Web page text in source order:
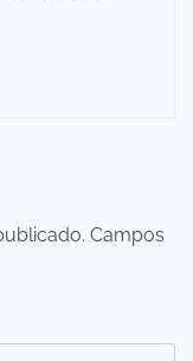
Campos